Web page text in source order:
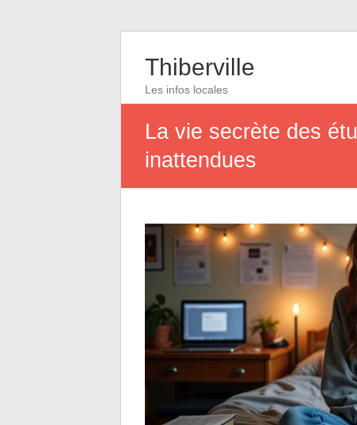
Thiberville
Les infos locales
La vie secrète des
inattendues